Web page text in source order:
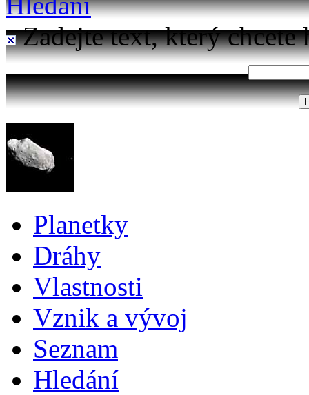
Zadejte text, který chcete
Planetky
Dráhy
Vlastnosti
Vznik a vývoj
Seznam
Hledání